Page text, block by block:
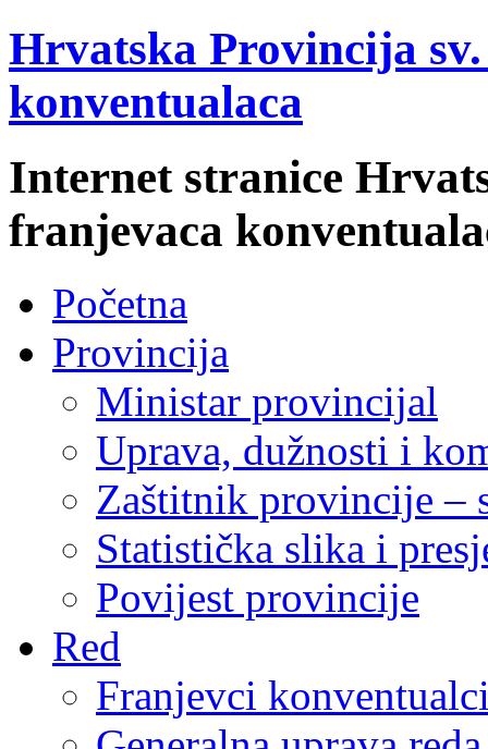
Hrvatska Provincija
konventualaca
Internet stranice
franjevaca
Početna
Provincija
Ministar provincijal
Uprava, dužnosti i
Zaštitnik provincije –
Statistička slika i
Povijest provincije
Red
Franjevci